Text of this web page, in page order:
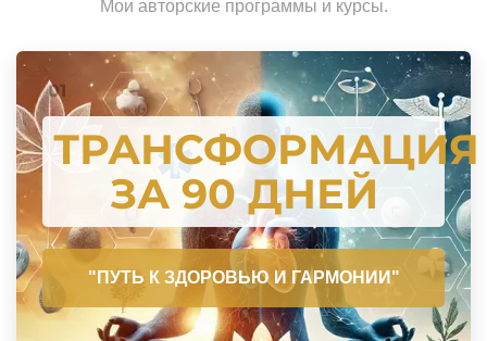
Мои авторские программы и курсы.
01
ТРАНСФОРМАЦИЯ
ЗА 90 ДНЕЙ
"ПУТЬ К ЗДОРОВЬЮ И ГАРМОНИИ"